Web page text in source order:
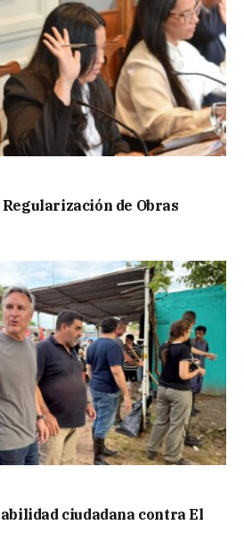
de Obras
ciudadana contra El